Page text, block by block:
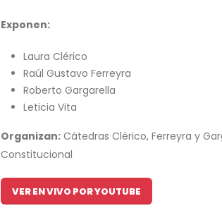
Exponen:
Laura Clérico
Raúl Gustavo Ferreyra
Roberto Gargarella
Leticia Vita
Organizan: Cátedras Clérico, Ferreyra y
Constitucional
VER EN VIVO POR YOUTUBE